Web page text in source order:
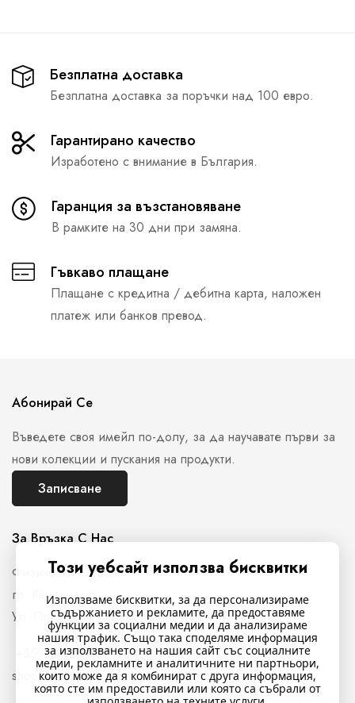
Безплатна доставка
Безплатна доставка за поръчки над 100 евро.
Гарантирано качество
Изработено с внимание в България.
Гаранция за възстановяване
В рамките на 30 дни при замяна.
Гъвкаво плащане
Плащане с кредитна / дебитна карта, наложен
платеж или банков превод.
За Връзка С Нас
Физически магазин
гр. Кюстендил,
Ул. Полковник Стефан Манов N26
+359897761716
shop@indigostyle.bg
Абонирай Се
Въведете своя имейл по-долу, за да научавате първи за
нови колекции и пускания на продукти.
Записване
Този уебсайт използва бисквитки
Използваме бисквитки, за да персонализираме
съдържанието и рекламите, да предоставяме
функции за социални медии и да анализираме
нашия трафик. Също така споделяме информация
за използването на нашия сайт със социалните
медии, рекламните и аналитичните ни партньори,
които може да я комбинират с друга информация,
която сте им предоставили или която са събрали от